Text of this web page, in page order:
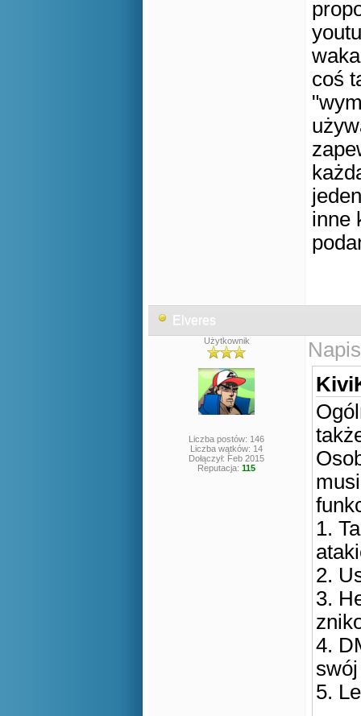
coś
inne
Elveres
Użytkownik
Liczba postów: 146
Liczba wątków: 14
Dołączył: Feb 2015
Reputacja: 115
1.
2.
3.
4.
5.